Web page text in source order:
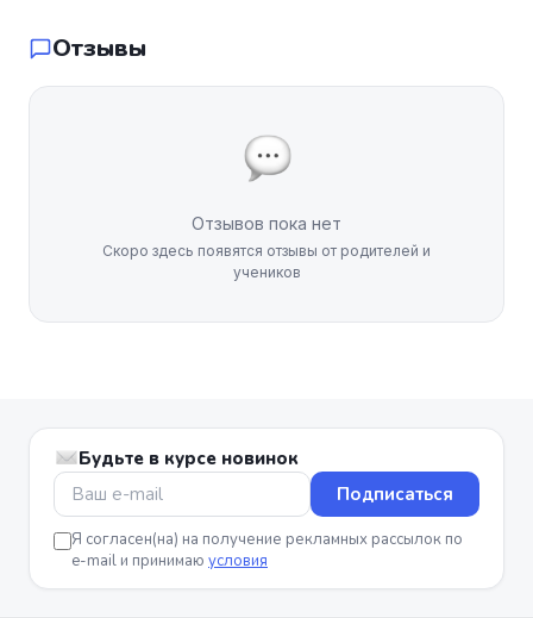
Отзывы
Отзывов пока нет
Скоро здесь появятся отзывы от родителей и
учеников
Будьте в курсе новинок
Подписаться
Я согласен(на) на получение рекламных рассылок по
e-mail и принимаю условия